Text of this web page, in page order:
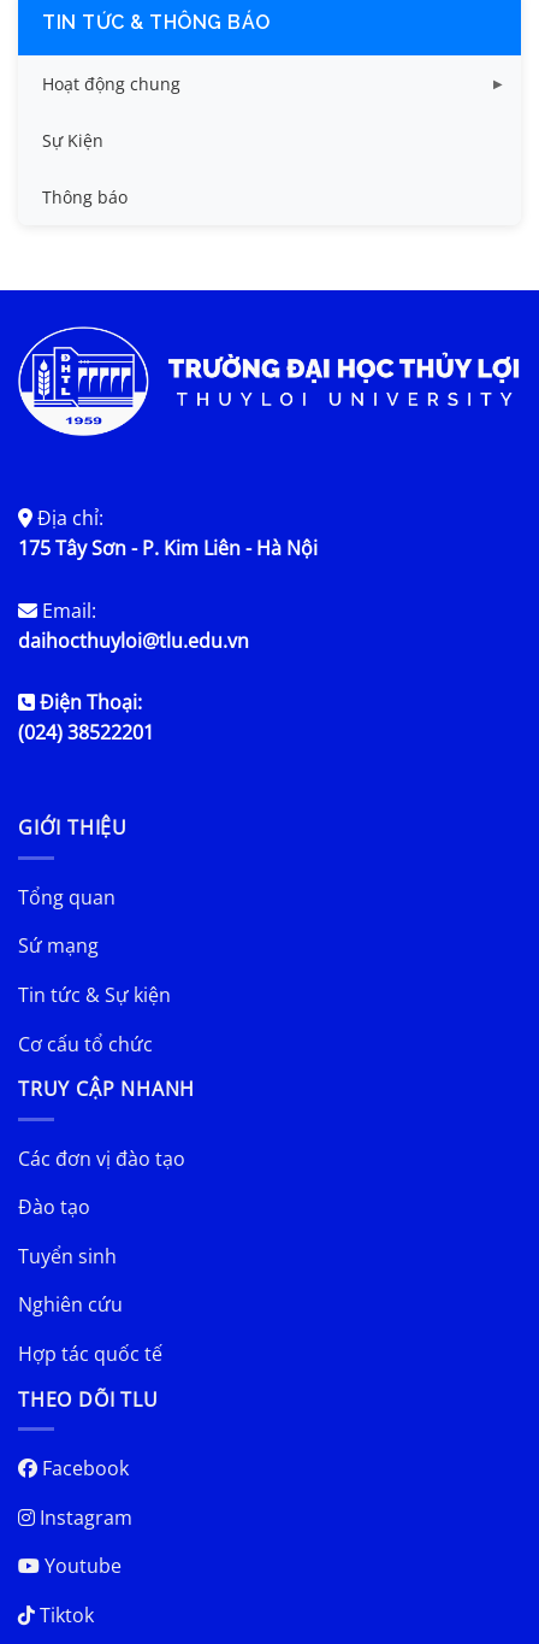
TIN TỨC & THÔNG BÁO
Hoạt động chung
Tin công tác sinh viên
Tin đào tạo
Tin tức chung
Sự Kiện
Thông báo
Địa chỉ:
175 Tây Sơn - P. Kim Liên - Hà Nội
Email:
daihocthuyloi@tlu.edu.vn
Điện Thoại:
(024) 38522201
GIỚI THIỆU
Tổng quan
Sứ mạng
Tin tức & Sự kiện
Cơ cấu tổ chức
TRUY CẬP NHANH
Các đơn vị đào tạo
Đào tạo
Tuyển sinh
Nghiên cứu
Hợp tác quốc tế
THEO DÕI TLU
Facebook
Instagram
Youtube
Tiktok